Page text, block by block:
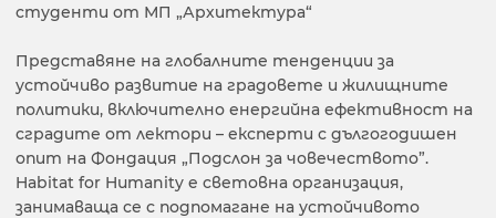
студенти от МП „Архитектура“
Представяне на глобалните тенденции за
устойчиво развитие на градовете и жилищните
политики, включително енергийна ефективност на
сградите от лектори – експерти с дългогодишен
опит на Фондация „Подслон за човечеството”.
Habitat for Humanity e световна организация,
занимаваща се с подпомагане на устойчивото